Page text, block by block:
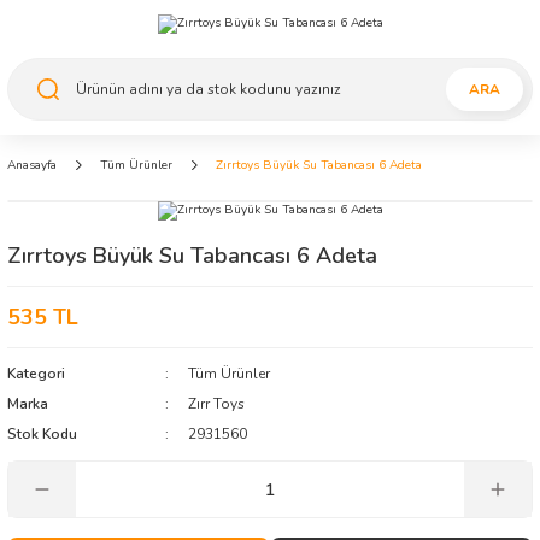
ARA
Anasayfa Tüm Ürünler Zırrtoys Büyük Su Tabancası 6 Adeta
Zırrtoys Büyük Su Tabancası 6 Adeta
535 TL
Kategori
Tüm Ürünler
Marka
Zırr Toys
Stok Kodu
2931560